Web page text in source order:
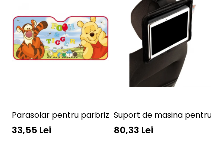
Parasolar pentru parbriz Winnie the Pooh Disney
33,55 Lei
Suport de masina pentru
80,33 Lei